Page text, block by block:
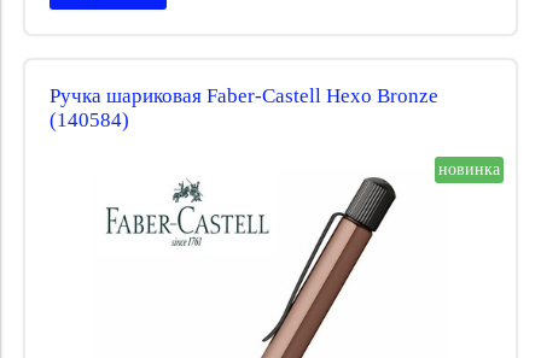
Ручка шариковая Faber-Castell Hexo Bronze
(140584)
новинка